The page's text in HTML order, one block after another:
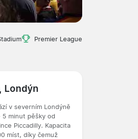
Premier League
Londýn
v severním Londýně
minut pěšky od
Piccadilly. Kapacita
míst, díky čemuž